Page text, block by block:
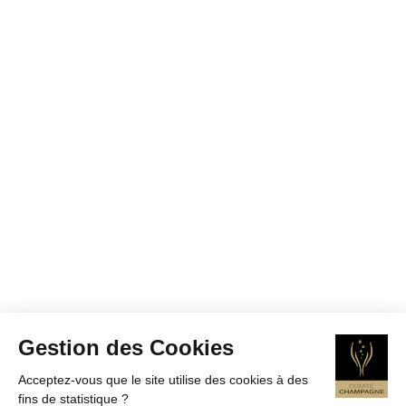
Gestion des Cookies
Acceptez-vous que le site utilise des cookies à des
fins de statistique ?